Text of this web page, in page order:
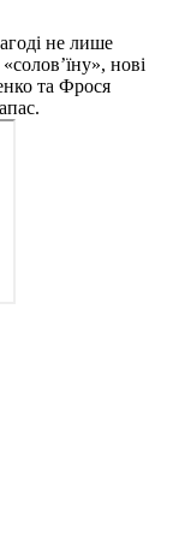
не лише
нові
та Фрося